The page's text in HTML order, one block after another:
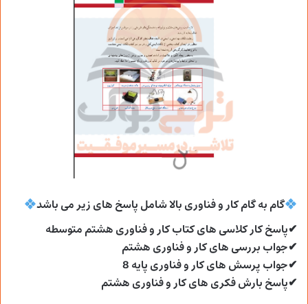
گام به گام کار و فناوری بالا شامل پاسخ های زیر می باشد
✔پاسخ کار کلاسی های کتاب کار و فناوری هشتم متوسطه
✔جواب بررسی های کار و فناوری هشتم
✔جواب پرسش های کار و فناوری پایه 8
✔پاسخ بارش فکری های کار و فناوری هشتم